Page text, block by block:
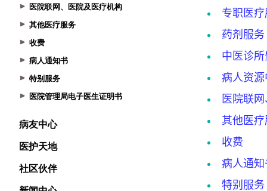
医院联网、医院及医疗机构
其他医疗服务
收费
病人通知书
特别服务
医院管理局电子医生证明书
病友中心
医护天地
社区伙伴